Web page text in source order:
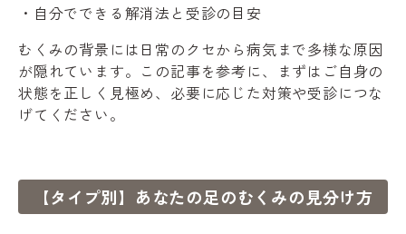
・自分でできる解消法と受診の目安
むくみの背景には日常のクセから病気まで多様な原因
が隠れています。この記事を参考に、まずはご自身の
状態を正しく見極め、必要に応じた対策や受診につな
げてください。
【タイプ別】あなたの足のむくみの見分け方